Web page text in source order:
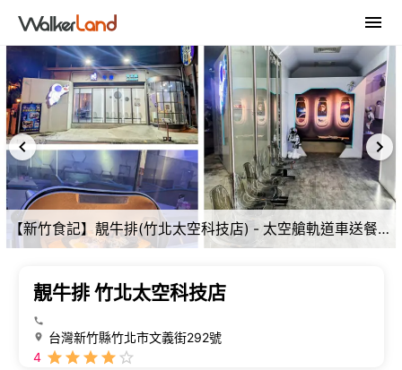
【新竹食記】靚牛排(竹北太空科技店) - 太空艙軌道車送餐，用餐氛圍超棒
靚牛排 竹北太空科技店
台灣新竹縣竹北市文義街292號
4